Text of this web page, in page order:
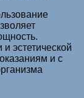
эстетической
и с